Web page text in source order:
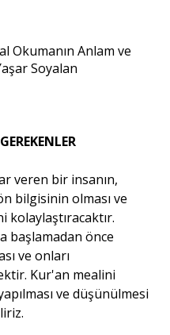
veren bir insanın,
bilgisinin olması ve
kolaylaştıracaktır.
başlamadan önce
ve onları
Kur'an mealini
ve düşünülmesi